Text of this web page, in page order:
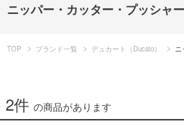
特集から探す
ニッパー・カッター・プッシャー
TOP ブランド一覧 デュカート（Ducato） ニ
2件 の商品があります